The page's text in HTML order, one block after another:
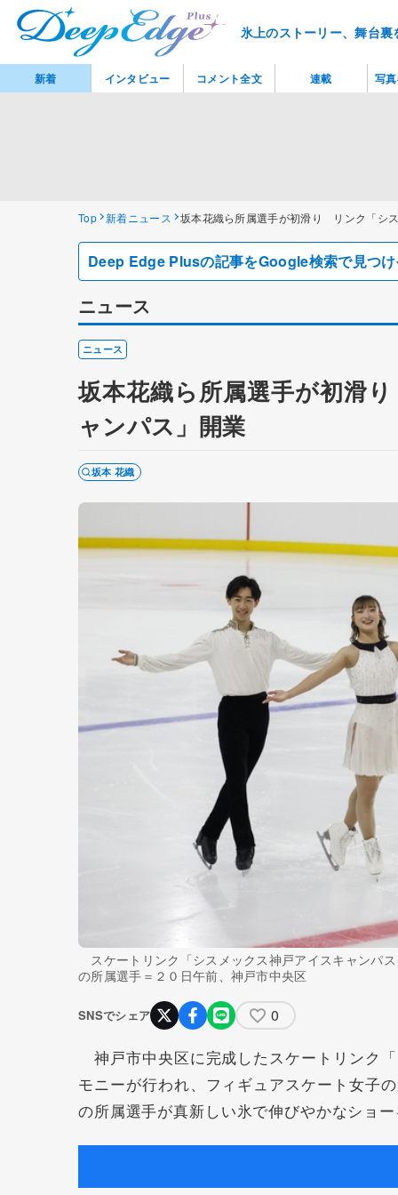
氷上のストーリー、舞台
Top 新着ニュース 坂本花織ら所属選手が初滑り リンク「シ
Deep Edge Plusの記事をGoogle検索で見つ
ニュース
ニュース
坂本花織ら所属選手が初滑
ャンパス」開業
坂本 花織
スケートリンク「シスメックス神戸アイスキャンパ
の所属選手＝２０日午前、神戸市中央区
SNSでシェア 0
神戸市中央区に完成したスケートリンク
モニーが行われ、フィギュアスケート女子
の所属選手が真新しい氷で伸びやかなショ
新着 インタビュー コメント全文 連載 写